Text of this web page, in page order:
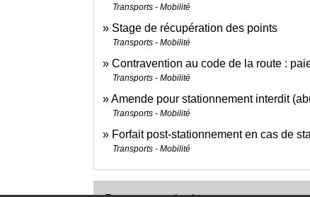
Transports - Mobilité
Stage de récupération des points
Transports - Mobilité
Contravention au code de la route :
Transports - Mobilité
Amende pour stationnement interdit
Transports - Mobilité
Forfait post-stationnement en cas de
Transports - Mobilité